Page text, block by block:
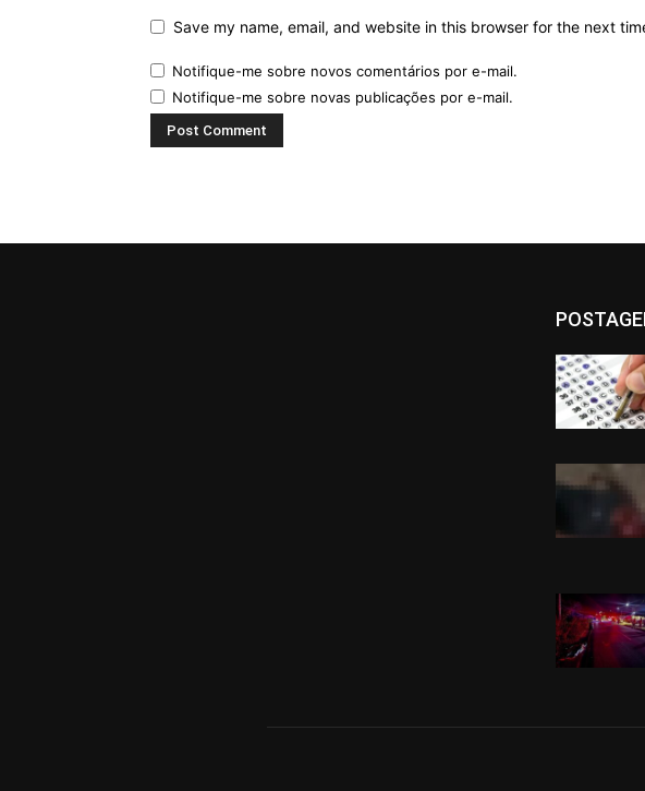
Save my name, email, and website in this browser for the next
Notifique-me sobre novos comentários por e-mail.
Notifique-me sobre novas publicações por e-mail.